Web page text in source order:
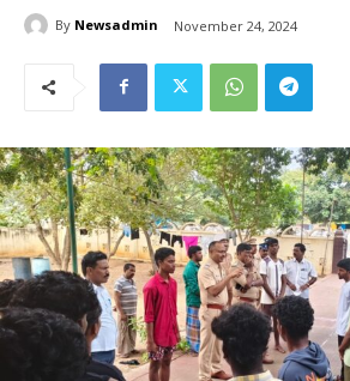
By Newsadmin November 24, 2024